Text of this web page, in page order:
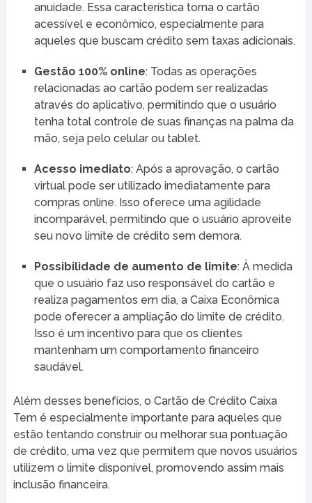
anuidade. Essa característica torna o cartão
acessível e econômico, especialmente para
aqueles que buscam crédito sem taxas adicionais.
Gestão 100% online: Todas as operações
relacionadas ao cartão podem ser realizadas
através do aplicativo, permitindo que o usuário
tenha total controle de suas finanças na palma da
mão, seja pelo celular ou tablet.
Acesso imediato: Após a aprovação, o cartão
virtual pode ser utilizado imediatamente para
compras online. Isso oferece uma agilidade
incomparável, permitindo que o usuário aproveite
seu novo limite de crédito sem demora.
Possibilidade de aumento de limite: À medida
que o usuário faz uso responsável do cartão e
realiza pagamentos em dia, a Caixa Econômica
pode oferecer a ampliação do limite de crédito.
Isso é um incentivo para que os clientes
mantenham um comportamento financeiro
saudável.
Além desses benefícios, o Cartão de Crédito Caixa
Tem é especialmente importante para aqueles que
estão tentando construir ou melhorar sua pontuação
de crédito, uma vez que permitem que novos usuários
utilizem o limite disponível, promovendo assim mais
inclusão financeira.